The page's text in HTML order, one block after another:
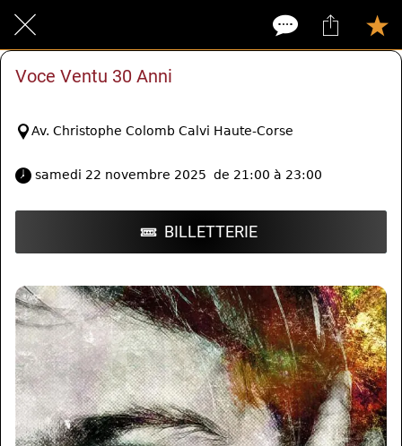
Voce Ventu 30 Anni
Av. Christophe Colomb Calvi Haute-Corse
samedi 22 novembre 2025  de 21:00 à 23:00
BILLETTERIE